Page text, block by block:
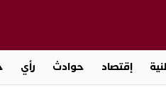
إقتصاد حوادث رأي